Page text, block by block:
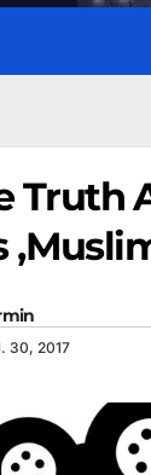
Truth
30, 2017